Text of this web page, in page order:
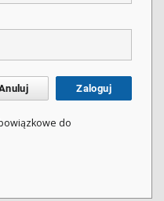
Zaloguj
do